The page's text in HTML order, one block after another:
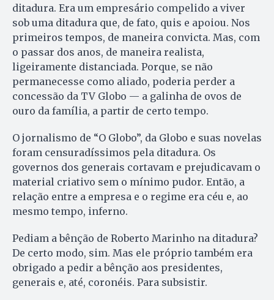
ditadura. Era um empresário compelido a viver
sob uma ditadura que, de fato, quis e apoiou. Nos
primeiros tempos, de maneira convicta. Mas, com
o passar dos anos, de maneira realista,
ligeiramente distanciada. Porque, se não
permanecesse como aliado, poderia perder a
concessão da TV Globo — a galinha de ovos de
ouro da família, a partir de certo tempo.
O jornalismo de “O Globo”, da Globo e suas novelas
foram censuradíssimos pela ditadura. Os
governos dos generais cortavam e prejudicavam o
material criativo sem o mínimo pudor. Então, a
relação entre a empresa e o regime era céu e, ao
mesmo tempo, inferno.
Pediam a bênção de Roberto Marinho na ditadura?
De certo modo, sim. Mas ele próprio também era
obrigado a pedir a bênção aos presidentes,
generais e, até, coronéis. Para subsistir.